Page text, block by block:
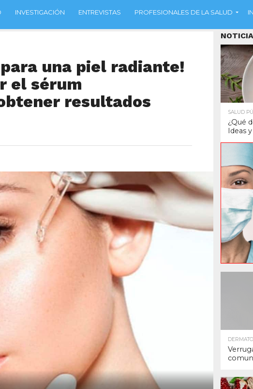
INVESTIGACIÓN ENTREVISTAS PROFESIONALES DE LA SALUD
una piel radiante!
el sérum
resultados
SALUD
¿Qué
Ideas